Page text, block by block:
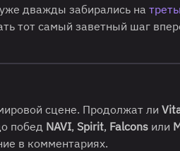
дважды забирались на
тот самый заветный шаг
сцене. Продолжат ли
побед NAVI, Spirit, Falcons или
в комментариях.